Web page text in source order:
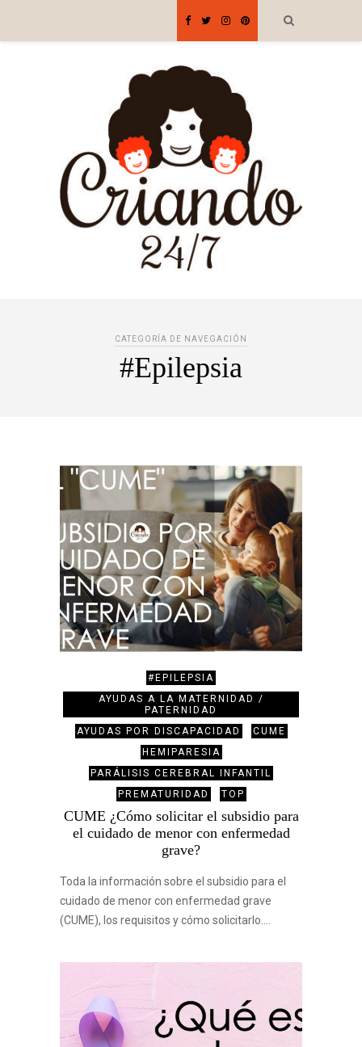
CATEGORÍA DE NAVEGACIÓN
#Epilepsia
#EPILEPSIA
AYUDAS A LA MATERNIDAD /
PATERNIDAD
AYUDAS POR DISCAPACIDAD
CUME
HEMIPARESIA
PARÁLISIS CEREBRAL INFANTIL
PREMATURIDAD
TOP
CUME ¿Cómo solicitar el subsidio para
el cuidado de menor con enfermedad
grave?
Toda la información sobre el subsidio para el
cuidado de menor con enfermedad grave
(CUME), los requisitos y cómo solicitarlo.…